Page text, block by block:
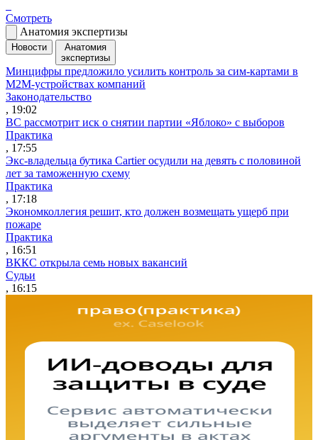
Смотреть
Анатомия экспертизы
Новости
Анатомия
экспертизы
Минцифры предложило усилить контроль за сим-картами в
M2M-устройствах компаний
Законодательство
, 19:02
ВС рассмотрит иск о снятии партии «Яблоко» с выборов
Практика
, 17:55
Экс-владельца бутика Cartier осудили на девять с половиной
лет за таможенную схему
Практика
, 17:18
Экономколлегия решит, кто должен возмещать ущерб при
пожаре
Практика
, 16:51
ВККС открыла семь новых вакансий
Судьи
, 16:15